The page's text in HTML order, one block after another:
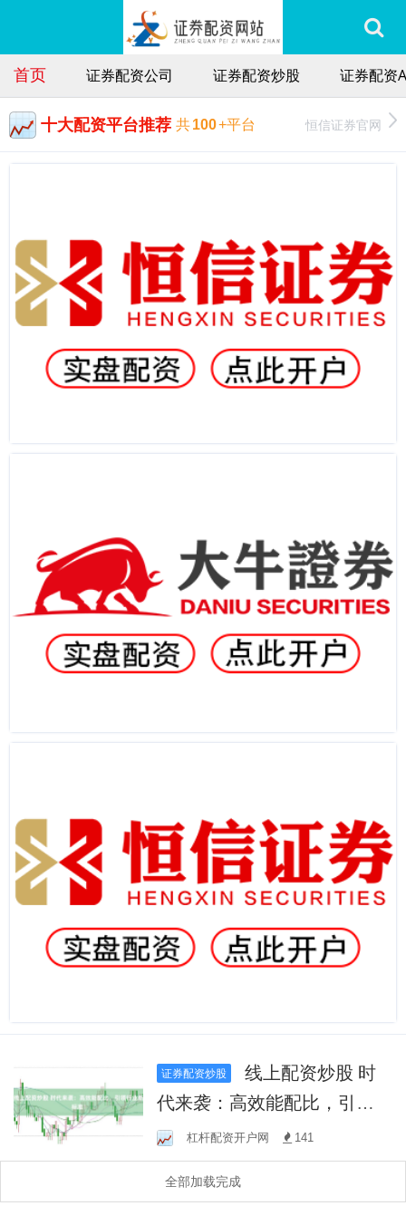
首页 证券配资公司 证券配资炒股 证券配资
十大配资平台推荐 共100+平台 恒信证券官网
证券配资炒股
线上配资炒股 时
代来袭：高效能配比，引领
行业新标准！
杠杆配资开户网 141
全部加载完成